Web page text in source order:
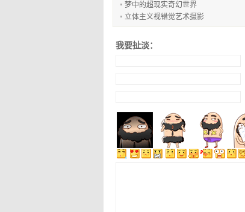
梦中的超现实奇幻世界
立体主义视错觉艺术摄影
我要扯淡：